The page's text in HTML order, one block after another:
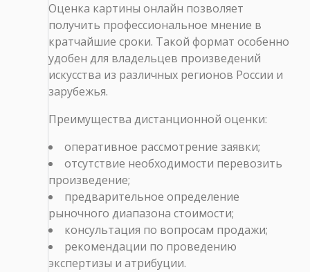
Оценка картины онлайн позволяет
получить профессиональное мнение в
кратчайшие сроки. Такой формат особенно
удобен для владельцев произведений
искусства из различных регионов России и
зарубежья.
Преимущества дистанционной оценки:
оперативное рассмотрение заявки;
отсутствие необходимости перевозить
произведение;
предварительное определение
рыночного диапазона стоимости;
консультация по вопросам продажи;
рекомендации по проведению
экспертизы и атрибуции.